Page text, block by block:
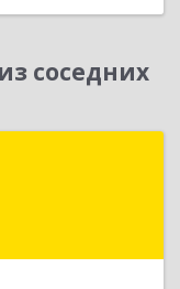
соседних
округ